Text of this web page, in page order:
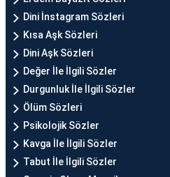
Dini İnstagram Sözleri
Kısa Aşk Sözleri
Dini Aşk Sözleri
Değer İle İlgili Sözler
Durgunluk İle İlgili Sözler
Ölüm Sözleri
Psikolojik Sözler
Kavga İle İlgili Sözler
Tabut İle İlgili Sözler